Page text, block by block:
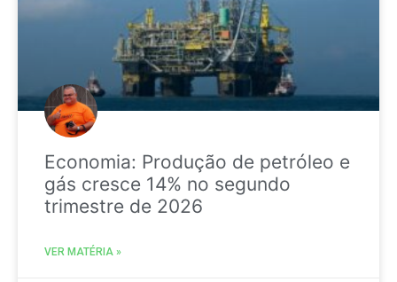
Economia: Produção de petróleo e
gás cresce 14% no segundo
trimestre de 2026
VER MATÉRIA »